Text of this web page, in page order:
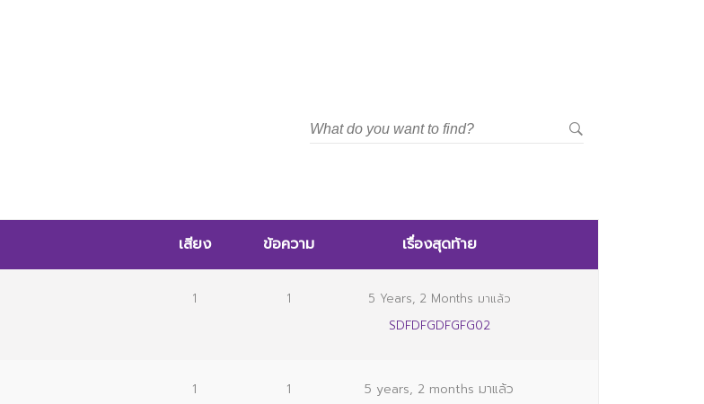
เสียง ข้อความ เรื่องสุดท้าย
1 1
5 Years, 2 Months มาแล้ว
SDFDFGDFGFG02
1 1 5 years, 2 months มาแล้ว